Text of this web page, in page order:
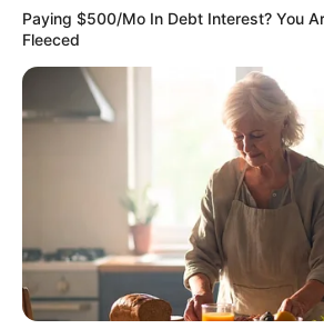
12 ก.ย. 2022
Paying $500/Mo In Debt Interest? You
Fleeced